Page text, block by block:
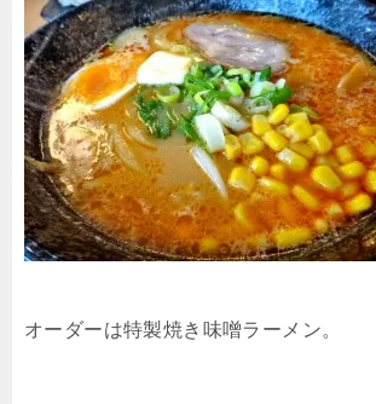
オーダーは特製焼き味噌ラーメン。